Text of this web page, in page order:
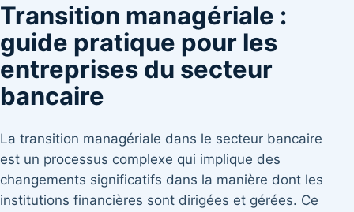
Transition managériale :
guide pratique pour les
entreprises du secteur
bancaire
La transition managériale dans le secteur bancaire
est un processus complexe qui implique des
changements significatifs dans la manière dont les
institutions financières sont dirigées et gérées. Ce